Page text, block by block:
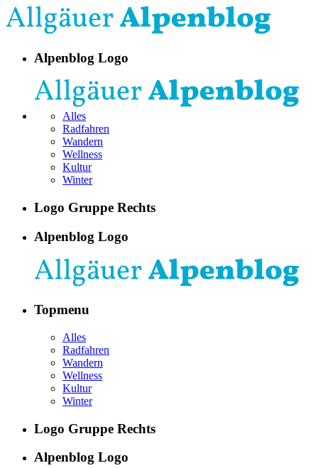
Alpenblog Logo
Alles
Radfahren
Wandern
Wellness
Kultur
Winter
Logo Gruppe Rechts
Alpenblog Logo
Topmenu
Alles
Radfahren
Wandern
Wellness
Kultur
Winter
Logo Gruppe Rechts
Alpenblog Logo